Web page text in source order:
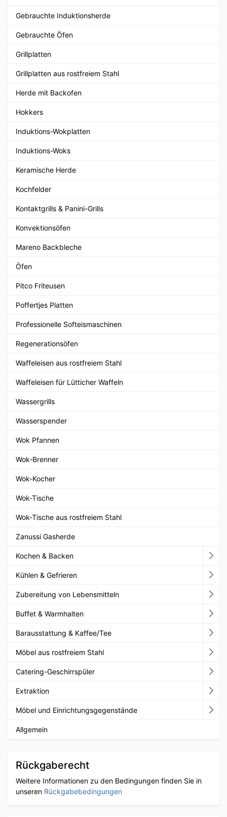
Gebrauchte Induktionsherde
Gebrauchte Öfen
Grillplatten
Grillplatten aus rostfreiem Stahl
Herde mit Backofen
Hokkers
Induktions-Wokplatten
Induktions-Woks
Keramische Herde
Kochfelder
Kontaktgrills & Panini-Grills
Konvektionsöfen
Mareno Backbleche
Öfen
Pitco Friteusen
Poffertjes Platten
Professionelle Softeismaschinen
Regenerationsöfen
Waffeleisen aus rostfreiem Stahl
Waffeleisen für Lütticher Waffeln
Wassergrills
Wasserspender
Wok Pfannen
Wok-Brenner
Wok-Kocher
Wok-Tische
Wok-Tische aus rostfreiem Stahl
Zanussi Gasherde
Kochen & Backen
Kühlen & Gefrieren
Zubereitung von Lebensmitteln
Buffet & Warmhalten
Barausstattung & Kaffee/Tee
Möbel aus rostfreiem Stahl
Catering-Geschirrspüler
Extraktion
Möbel und Einrichtungsgegenstände
Allgemein
Rückgaberecht
Weitere Informationen zu den Bedingungen finden Sie in
unseren Rückgabebedingungen